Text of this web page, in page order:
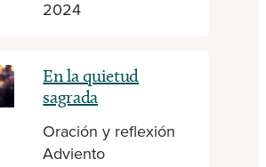
2024
En la quietud
sagrada
Oración y reflexión
Adviento